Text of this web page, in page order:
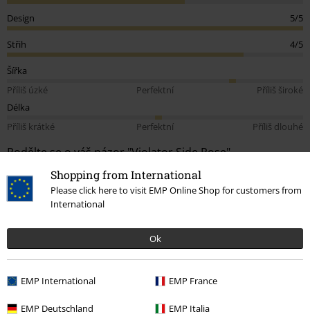
Shopping from International
Please click here to visit EMP Online Shop for customers from
International
Ok
EMP International EMP France
EMP Deutschland EMP Italia
Design 5/5
Střih 4/5
Šířka
Příliš úzké
Perfektní
Příliš široké
Délka
Příliš krátké
Perfektní Příliš dlouhé
Podělte se o váš názor "Violator Side Rose".
Napsat hodnocení
How do reviews work?
Publikováno: Úterý, 29.10.2024